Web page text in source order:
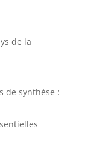
de la
de synthèse :